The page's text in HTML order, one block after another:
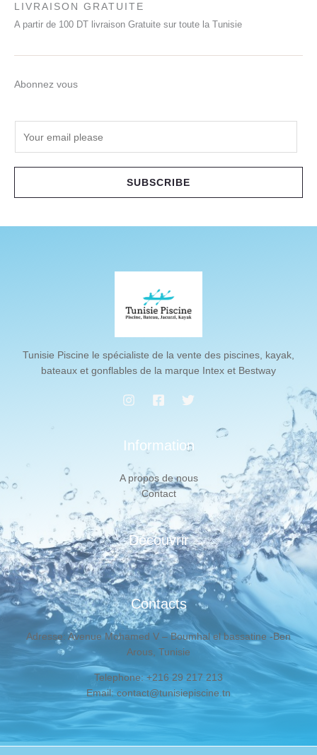
LIVRAISON GRATUITE
A partir de 100 DT livraison Gratuite sur toute la Tunisie
Abonnez vous
SUBSCRIBE
Tunisie Piscine le spécialiste de la vente des piscines, kayak,
bateaux et gonflables de la marque Intex et Bestway
Information
A propos de nous
Contact
Découvrir
Contacts
Adresse: Avenue Mohamed V – Boumhal el bassatine -Ben
Arous, Tunisie
Telephone: +216 29 217 213
Email: contact@tunisiepiscine.tn